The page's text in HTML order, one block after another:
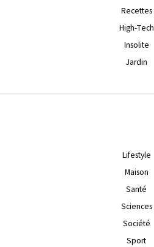
Recettes
High-Tech
Insolite
Jardin
Lifestyle
Maison
Santé
Sciences
Société
Sport